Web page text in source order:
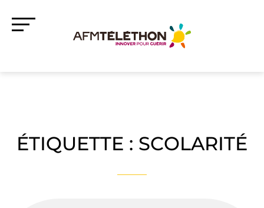
ÉTIQUETTE : SCOLARITÉ